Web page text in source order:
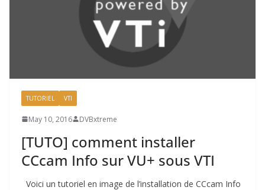
TUTORIEL VTI
May 10, 2016 DVBxtreme
[TUTO] comment installer
CCcam Info sur VU+ sous VTI
Voici un tutoriel en image de l’installation de CCcam Info